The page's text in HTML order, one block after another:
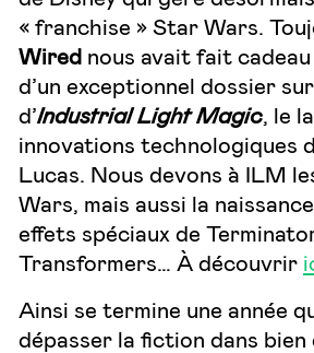
« franchise » Star Wars.
Wired nous avait fait
d’un exceptionnel dossier
d’Industrial Light Magic , le
innovations technologiques
Lucas. Nous devons à ILM
Wars, mais aussi la
effets spéciaux de
Transformers… À découvrir
Ainsi se termine une année
dépasser la fiction dans bien